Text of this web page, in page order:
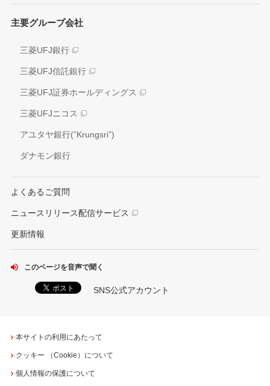
アナリスト情報
電子公告
情報開示方針
IRお問い合わせ窓口
イニシアティブへの参画
環境
社会
ガバナンス
外部評価
社会貢献活動
主要グループ会社
三菱UFJ銀行
三菱UFJ信託銀行
三菱UFJ証券ホールディングス
三菱UFJニコス
アユタヤ銀行(”Krungsri”)
ダナモン銀行
よくあるご質問
ニュースリリース配信サービス
更新情報
このページを音声で聞く
SNS公式アカウント
本サイトの利用にあたって
クッキー （Cookie）について
個人情報の保護について